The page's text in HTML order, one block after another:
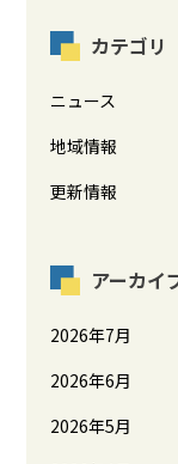
カテゴリ
ニュース
地域情報
更新情報
アーカイ
2026年7月
2026年6月
2026年5月